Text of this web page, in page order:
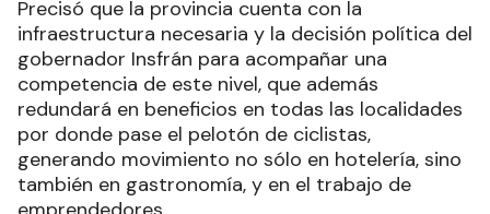
Precisó que la provincia cuenta con la
infraestructura necesaria y la decisión política del
gobernador Insfrán para acompañar una
competencia de este nivel, que además
redundará en beneficios en todas las localidades
por donde pase el pelotón de ciclistas,
generando movimiento no sólo en hotelería, sino
también en gastronomía, y en el trabajo de